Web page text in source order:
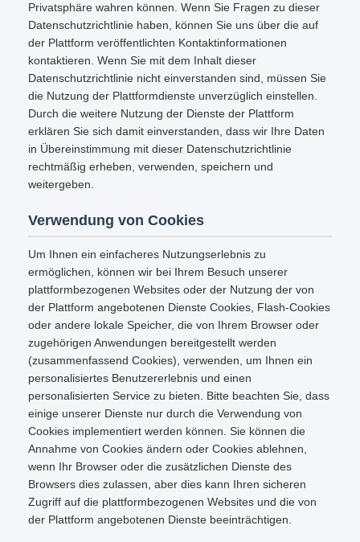
Privatsphäre wahren können. Wenn Sie Fragen zu dieser
Datenschutzrichtlinie haben, können Sie uns über die auf
der Plattform veröffentlichten Kontaktinformationen
kontaktieren. Wenn Sie mit dem Inhalt dieser
Datenschutzrichtlinie nicht einverstanden sind, müssen Sie
die Nutzung der Plattformdienste unverzüglich einstellen.
Durch die weitere Nutzung der Dienste der Plattform
erklären Sie sich damit einverstanden, dass wir Ihre Daten
in Übereinstimmung mit dieser Datenschutzrichtlinie
rechtmäßig erheben, verwenden, speichern und
weitergeben.
Verwendung von Cookies
Um Ihnen ein einfacheres Nutzungserlebnis zu
ermöglichen, können wir bei Ihrem Besuch unserer
plattformbezogenen Websites oder der Nutzung der von
der Plattform angebotenen Dienste Cookies, Flash-Cookies
oder andere lokale Speicher, die von Ihrem Browser oder
zugehörigen Anwendungen bereitgestellt werden
(zusammenfassend Cookies), verwenden, um Ihnen ein
personalisiertes Benutzererlebnis und einen
personalisierten Service zu bieten. Bitte beachten Sie, dass
einige unserer Dienste nur durch die Verwendung von
Cookies implementiert werden können. Sie können die
Annahme von Cookies ändern oder Cookies ablehnen,
wenn Ihr Browser oder die zusätzlichen Dienste des
Browsers dies zulassen, aber dies kann Ihren sicheren
Zugriff auf die plattformbezogenen Websites und die von
der Plattform angebotenen Dienste beeinträchtigen.